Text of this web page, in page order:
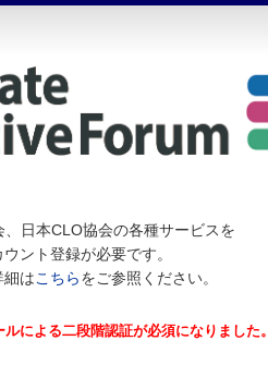
日本CLO協会の各種サービスを
ント登録が必要です。
細はこちらをご参照ください。
による二段階認証が必須になりました。